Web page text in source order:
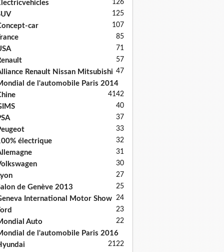
126
125
car 107
85
71
57
Renault Nissan Mitsubishi 47
de l'automobile Paris 2014
42
41
40
37
33
électrique 32
31
30
27
de Genève 2013 25
International Motor Show 24
23
Auto 22
de l'automobile Paris 2016
22
21